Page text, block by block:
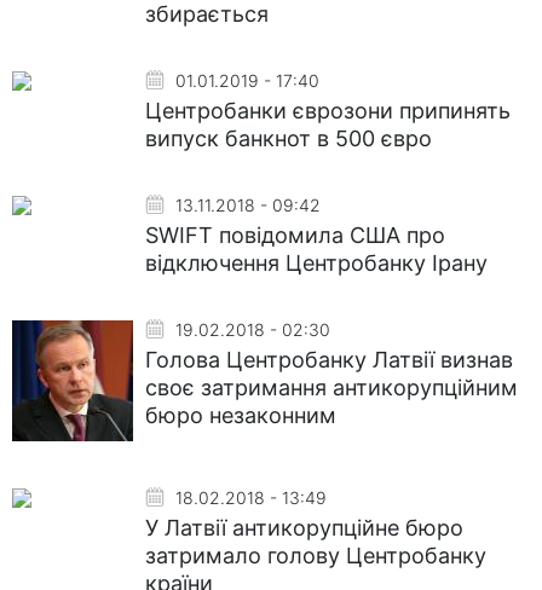
збирається
01.01.2019 - 17:40
Центробанки єврозони припинять
випуск банкнот в 500 євро
13.11.2018 - 09:42
SWIFT повідомила США про
відключення Центробанку Ірану
19.02.2018 - 02:30
Голова Центробанку Латвії визнав
своє затримання антикорупційним
бюро незаконним
18.02.2018 - 13:49
У Латвії антикорупційне бюро
затримало голову Центробанку
країни